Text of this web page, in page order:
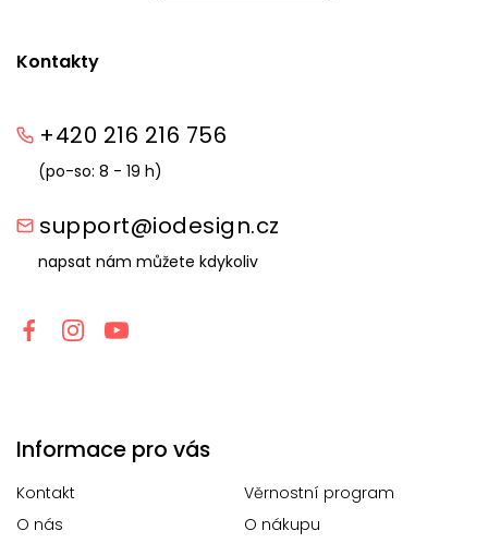
Kontakty
+420 216 216 756
(po-so: 8 - 19 h)
support@iodesign.cz
napsat nám můžete kdykoliv
Informace pro vás
Kontakt
Věrnostní program
O nás
O nákupu